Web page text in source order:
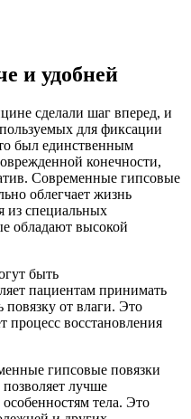
и удобней
сделали шаг вперед, и
для фиксации
был единственным
конечности,
Современные гипсовые
облегчает жизнь
из специальных
обладают высокой
быть
пациентам принимать
от влаги. Это
процесс восстановления
гипсовые повязки
лучше
тела. Это